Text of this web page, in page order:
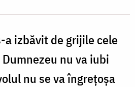
a izbăvit de gri­jile cele
nu va iubi
nu se va îngrețoșa